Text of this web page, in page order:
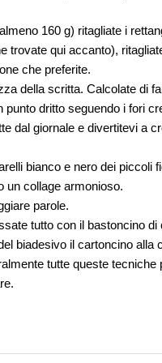
160 g) ritagliate i
trovate qui accanto),
che preferite.
della scritta. Calcolate di
dritto seguendo i fori
dal giornale e divertitevi a
bianco e nero dei piccoli
un collage armonioso.
parole.
tutto con il bastoncino di
biadesivo il cartoncino
tutte queste